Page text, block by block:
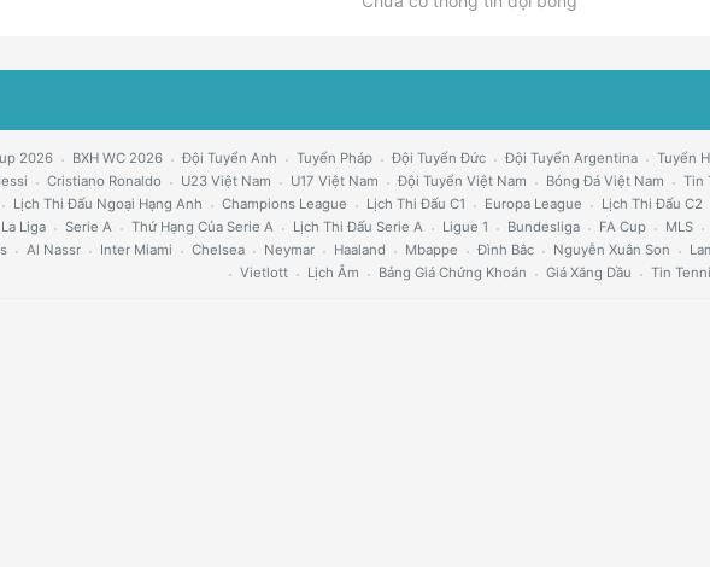
2026 BXH WC 2026 Đội Tuyển Anh Tuyển Pháp Đội Tuyển Đức Đội Tuyển Argentina Tuyển
Cristiano Ronaldo U23 Việt Nam U17 Việt Nam Đội Tuyển Việt Nam Bóng Đá Việt Nam Tin
Lịch Thi Đấu Ngoại Hạng Anh Champions League Lịch Thi Đấu C1 Europa League Lịch Thi Đấu C2
Liga Serie A Thứ Hạng Của Serie A Lịch Thi Đấu Serie A Ligue 1 Bundesliga FA Cup MLS
Al Nassr Inter Miami Chelsea Neymar Haaland Mbappe Đình Bắc Nguyễn Xuân Son
Vietlott
Lịch Âm Bảng Giá Chứng Khoán Giá Xăng Dầu Tin